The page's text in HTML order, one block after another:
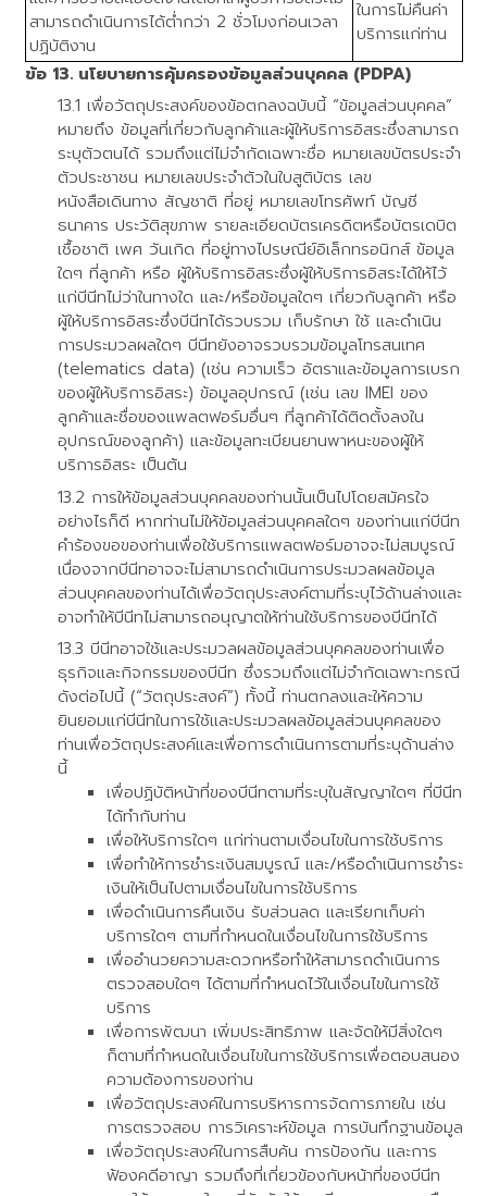
สามารถดำเนินการได้ต่ำกว่า 2 ชั่วโมงก่อนเวลา
ปฏิบัติงาน
ในการไม่คืนค่า
บริการแก่ท่าน
นโยบายการคุ้มครองข้อมูลส่วนบุคคล (PDPA)
เพื่อวัตถุประสงค์ของข้อตกลงฉบับนี้ “ข้อมูลส่วนบุคคล”
หมายถึง ข้อมูลที่เกี่ยวกับลูกค้าและผู้ให้บริการอิสระซึ่งสามารถ
ระบุตัวตนได้ รวมถึงแต่ไม่จำกัดเฉพาะชื่อ หมายเลขบัตรประจำ
ตัวประชาชน หมายเลขประจำตัวในใบสูติบัตร เลข
หนังสือเดินทาง สัญชาติ ที่อยู่ หมายเลขโทรศัพท์ บัญชี
ธนาคาร ประวัติสุขภาพ รายละเอียดบัตรเครดิตหรือบัตรเดบิต
เชื้อชาติ เพศ วันเกิด ที่อยู่ทางไปรษณีย์อิเล็กทรอนิกส์ ข้อมูล
ใดๆ ที่ลูกค้า หรือ ผู้ให้บริการอิสระซึ่งผู้ให้บริการอิสระได้ให้ไว้
แก่บีนีทไม่ว่าในทางใด และ/หรือข้อมูลใดๆ เกี่ยวกับลูกค้า หรือ
ผู้ให้บริการอิสระซึ่งบีนีทได้รวบรวม เก็บรักษา ใช้ และดำเนิน
การประมวลผลใดๆ บีนีทยังอาจรวบรวมข้อมูลโทรสนเทศ
(telematics data) (เช่น ความเร็ว อัตราและข้อมูลการเบรก
ของผู้ให้บริการอิสระ) ข้อมูลอุปกรณ์ (เช่น เลข IMEI ของ
ลูกค้าและชื่อของแพลตฟอร์มอื่นๆ ที่ลูกค้าได้ติดตั้งลงใน
อุปกรณ์ของลูกค้า) และข้อมูลทะเบียนยานพาหนะของผู้ให้
บริการอิสระ เป็นต้น
การให้ข้อมูลส่วนบุคคลของท่านนั้นเป็นไปโดยสมัครใจ
อย่างไรก็ดี หากท่านไม่ให้ข้อมูลส่วนบุคคลใดๆ ของท่านแก่บีนีท
คำร้องขอของท่านเพื่อใช้บริการแพลตฟอร์มอาจจะไม่สมบูรณ์
เนื่องจากบีนีทอาจจะไม่สามารถดำเนินการประมวลผลข้อมูล
ส่วนบุคคลของท่านได้เพื่อวัตถุประสงค์ตามที่ระบุไว้ด้านล่างและ
อาจทำให้บีนีทไม่สามารถอนุญาตให้ท่านใช้บริการของบีนีทได้
บีนีทอาจใช้และประมวลผลข้อมูลส่วนบุคคลของท่านเพื่อ
ธุรกิจและกิจกรรมของบีนีท ซึ่งรวมถึงแต่ไม่จำกัดเฉพาะกรณี
ดังต่อไปนี้ (“วัตถุประสงค์”) ทั้งนี้ ท่านตกลงและให้ความ
ยินยอมแก่บีนีทในการใช้และประมวลผลข้อมูลส่วนบุคคลของ
ท่านเพื่อวัตถุประสงค์และเพื่อการดำเนินการตามที่ระบุด้านล่าง
นี้
เพื่อปฏิบัติหน้าที่ของบีนีทตามที่ระบุในสัญญาใดๆ ที่บีนีท
ได้ทำกับท่าน
เพื่อให้บริการใดๆ แก่ท่านตามเงื่อนไขในการใช้บริการ
เพื่อทำให้การชำระเงินสมบูรณ์ และ/หรือดำเนินการชำระ
เงินให้เป็นไปตามเงื่อนไขในการใช้บริการ
เพื่อดำเนินการคืนเงิน รับส่วนลด และเรียกเก็บค่า
บริการใดๆ ตามที่กำหนดในเงื่อนไขในการใช้บริการ
เพื่ออำนวยความสะดวกหรือทำให้สามารถดำเนินการ
ตรวจสอบใดๆ ได้ตามที่กำหนดไว้ในเงื่อนไขในการใช้
บริการ
เพื่อการพัฒนา เพิ่มประสิทธิภาพ และจัดให้มีสิ่งใดๆ
ก็ตามที่กำหนดในเงื่อนไขในการใช้บริการเพื่อตอบสนอง
ความต้องการของท่าน
เพื่อวัตถุประสงค์ในการบริหารการจัดการภายใน เช่น
การตรวจสอบ การวิเคราะห์ข้อมูล การบันทึกฐานข้อมูล
เพื่อวัตถุประสงค์ในการสืบค้น การป้องกัน และการ
ฟ้องคดีอาญา รวมถึงที่เกี่ยวข้องกับหน้าที่ของบีนีท